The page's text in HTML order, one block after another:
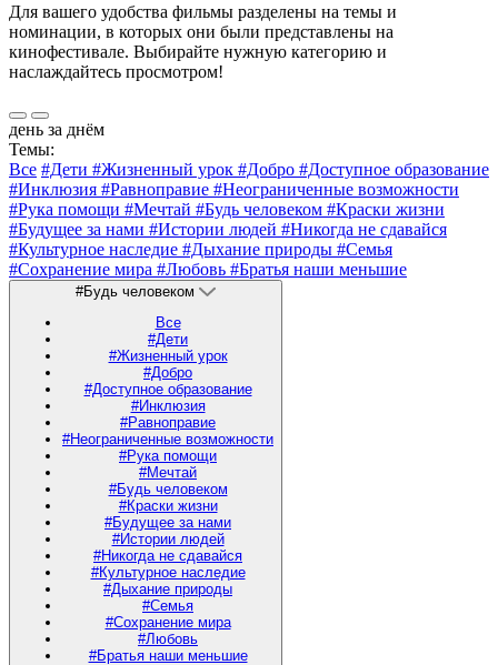
Для вашего удобства фильмы разделены на темы и
номинации, в которых они были представлены на
кинофестивале. Выбирайте нужную категорию и
наслаждайтесь просмотром!
день за днём
Темы:
Все #Дети #Жизненный урок #Добро #Доступное образование
#Инклюзия #Равноправие #Неограниченные возможности
#Рука помощи #Мечтай #Будь человеком #Краски жизни
#Будущее за нами #Истории людей #Никогда не сдавайся
#Культурное наследие #Дыхание природы #Семья
#Сохранение мира #Любовь #Братья наши меньшие
#Будь человеком
Все
#Дети
#Жизненный урок
#Добро
#Доступное образование
#Инклюзия
#Равноправие
#Неограниченные возможности
#Рука помощи
#Мечтай
#Будь человеком
#Краски жизни
#Будущее за нами
#Истории людей
#Никогда не сдавайся
#Культурное наследие
#Дыхание природы
#Семья
#Сохранение мира
#Любовь
#Братья наши меньшие